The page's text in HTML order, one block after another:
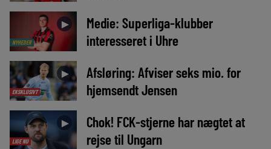
NYHEDER
►
Medie: Superliga-klubber
interesseret i Uhre
EKSKLUSIVT
►
Afsløring: Afviser seks mio. for
hjemsendt Jensen
LIGE NU
►
Chok! FCK-stjerne har nægtet at
rejse til Ungarn